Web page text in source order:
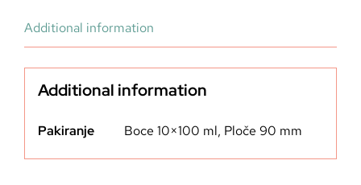
Additional information
Additional information
Pakiranje Boce 10×100 ml, Ploče 90 mm